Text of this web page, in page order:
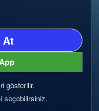
At
gösterilir.
seçebilirsiniz.